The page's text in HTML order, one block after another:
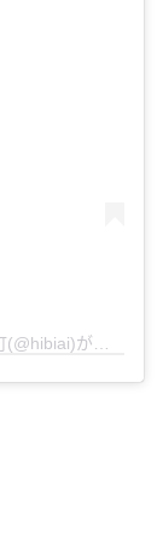
日比野愛✳︎kyle✳︎美容師 名古屋 栄 矢場町(@hibiai)がシェアした投稿